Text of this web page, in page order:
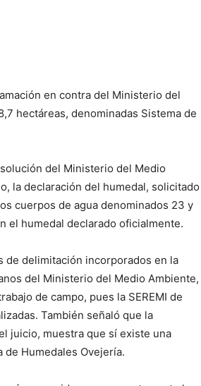
en contra del Ministerio del
hectáreas, denominadas Sistema de
del Ministerio del Medio
la declaración del humedal, solicitado
cuerpos de agua denominados 23 y
el humedal declarado oficialmente.
de delimitación incorporados en la
del Ministerio del Medio Ambiente,
de campo, pues la SEREMI de
También señaló que la
juicio, muestra que sí existe una
Humedales Ovejería.